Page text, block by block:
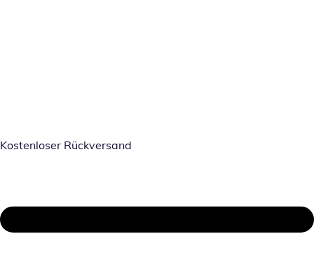
Kostenloser Rückversand